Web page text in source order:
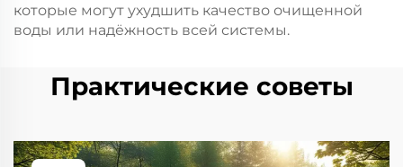
которые могут ухудшить качество очищенной
воды или надёжность всей системы.
Практические советы